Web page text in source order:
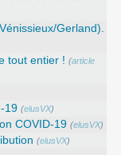
Gerland).
tout entier ! (article
19 (elusVX)
COVID‑19 (elusVX)
(elusVX)